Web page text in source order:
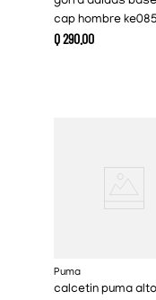
cap hombre
Q290.00
Puma
calcetin puma